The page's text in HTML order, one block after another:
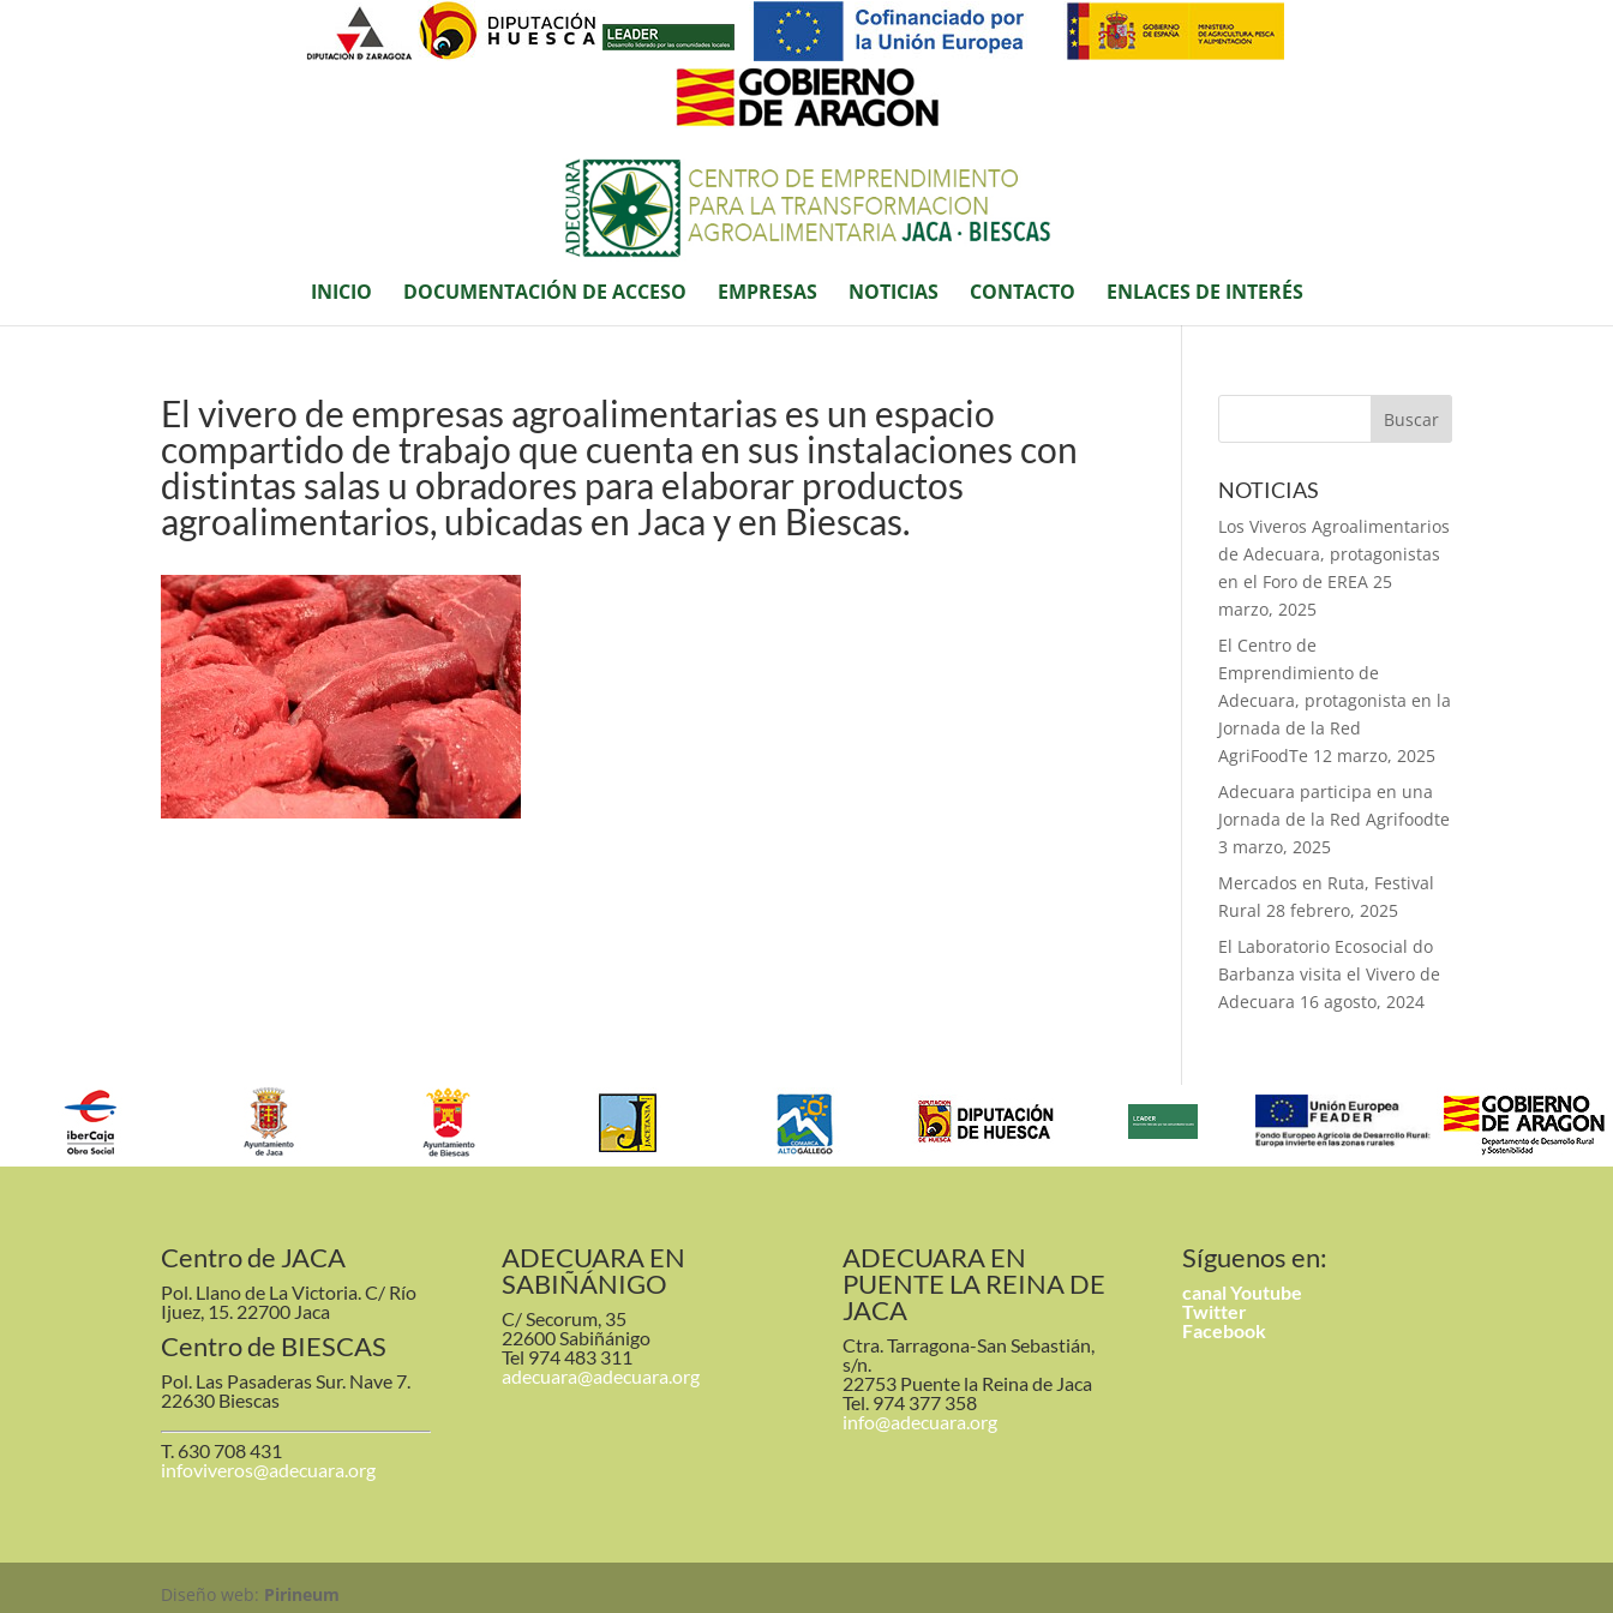
INICIO DOCUMENTACIÓN DE ACCESO EMPRESAS NOTICIAS CONTACTO ENLACES DE INTERÉS
El vivero de empresas agroalimentarias es un espacio
compartido de trabajo que cuenta en sus instalaciones con
distintas salas u obradores para elaborar productos
agroalimentarios, ubicadas en Jaca y en Biescas.
NOTICIAS
Los Viveros Agroalimentarios
de Adecuara, protagonistas
en el Foro de EREA 25
marzo, 2025
El Centro de
Emprendimiento de
Adecuara, protagonista en la
Jornada de la Red
AgriFoodTe 12 marzo, 2025
Adecuara participa en una
Jornada de la Red Agrifoodte
3 marzo, 2025
Mercados en Ruta, Festival
Rural 28 febrero, 2025
El Laboratorio Ecosocial do
Barbanza visita el Vivero de
Adecuara 16 agosto, 2024
Centro de JACA
Pol. Llano de La Victoria. C/ Río
Ijuez, 15. 22700 Jaca
Centro de BIESCAS
Pol. Las Pasaderas Sur. Nave 7.
22630 Biescas
T. 630 708 431
infoviveros@adecuara.org
ADECUARA EN
SABIÑÁNIGO
C/ Secorum, 35
22600 Sabiñánigo
Tel 974 483 311
adecuara@adecuara.org
ADECUARA EN
PUENTE LA REINA DE
JACA
Ctra. Tarragona-San Sebastián,
s/n.
22753 Puente la Reina de Jaca
Tel. 974 377 358
info@adecuara.org
Síguenos en:
canal Youtube
Twitter
Facebook
Diseño web: Pirineum